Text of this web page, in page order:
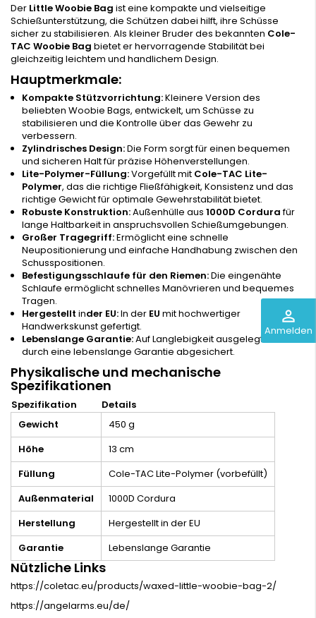
perm_identity
Anmelden
Der Little Woobie Bag ist eine kompakte und vielseitige
Schießunterstützung, die Schützen dabei hilft, ihre Schüsse
sicher zu stabilisieren. Als kleiner Bruder des bekannten Cole-
TAC Woobie Bag bietet er hervorragende Stabilität bei
gleichzeitig leichtem und handlichem Design.
Hauptmerkmale:
Kompakte Stützvorrichtung:Kleinere Version des
beliebten Woobie Bags, entwickelt, um Schüsse zu
stabilisieren und die Kontrolle über das Gewehr zu
verbessern.
Zylindrisches Design:Die Form sorgt für einen bequemen
und sicheren Halt für präzise Höhenverstellungen.
Lite-Polymer-Füllung:Vorgefüllt mit Cole-TAC Lite-
Polymer, das die richtige Fließfähigkeit, Konsistenz und das
richtige Gewicht für optimale Gewehrstabilität bietet.
Robuste Konstruktion:Außenhülle aus 1000D Cordurafür
lange Haltbarkeit in anspruchsvollen Schießumgebungen.
Großer Tragegriff:Ermöglicht eine schnelle
Neupositionierung und einfache Handhabung zwischen den
Schusspositionen.
Befestigungsschlaufe für den Riemen:Die eingenähte
Schlaufe ermöglicht schnelles Manövrieren und bequemes
Tragen.
Hergestellt inder EU:In der EU mit hochwertiger
Handwerkskunst gefertigt.
Lebenslange Garantie:Auf Langlebigkeit ausgelegt und
durch eine lebenslange Garantie abgesichert.
Physikalische und mechanische
Spezifikationen
Spezifikation
Details
Gewicht
450 g
Höhe
13 cm
Füllung
Cole-TAC Lite-Polymer (vorbefüllt)
Außenmaterial
1000D Cordura
Herstellung
Hergestellt in der EU
Garantie
Lebenslange Garantie
Nützliche Links
https://coletac.eu/products/waxed-little-woobie-bag-2/
https://angelarms.eu/de/